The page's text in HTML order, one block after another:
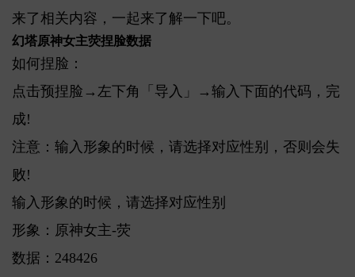
来了相关内容，一起来了解一下吧。
幻塔原神女主荧捏脸数据
如何捏脸：
点击预捏脸→左下角「导入」→输入下面的代码，完
成!
注意：输入形象的时候，请选择对应性别，否则会失
败!
输入形象的时候，请选择对应性别
形象：原神女主-荧
数据：248426